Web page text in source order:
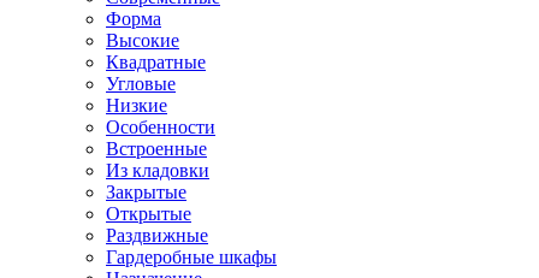
Форма
Высокие
Квадратные
Угловые
Низкие
Особенности
Встроенные
Из кладовки
Закрытые
Открытые
Раздвижные
Гардеробные шкафы